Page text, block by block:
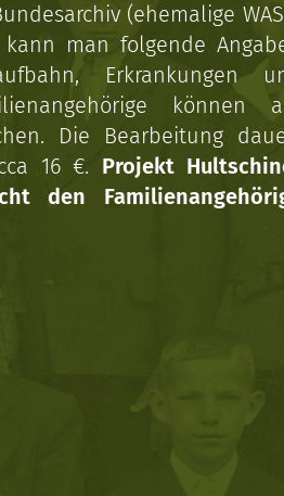
(ehemalige
man folgende
Erkrankungen
können
Die Bearbeitung
16 €. Projekt
den